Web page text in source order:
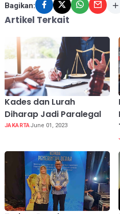
Bagikan:
Artikel Terkait
Kades dan Lurah
Diharap Jadi Paralegal
JAKARTAJune 01, 2023